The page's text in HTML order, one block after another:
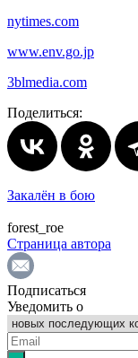
nytimes.com
www.env.go.jp
3blmedia.com
Поделиться:
Закалён в бою
forest_roe
Страница автора
Подписаться
Уведомить о